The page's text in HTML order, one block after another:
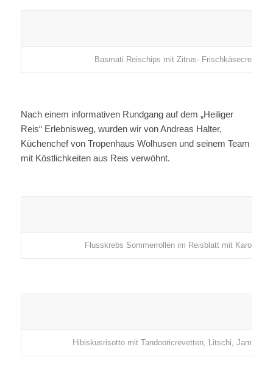
Basmati Reischips mit Zitrus- Frischkäsecreme
Nach einem informativen Rundgang auf dem „Heiliger
Reis“ Erlebnisweg, wurden wir von Andreas Halter,
Küchenchef von Tropenhaus Wolhusen und seinem Team
mit Köstlichkeiten aus Reis verwöhnt.
Flusskrebs Sommerrollen im Reisblatt mit Karotten
Hibiskusrisotto mit Tandooricrevetten, Litschi,